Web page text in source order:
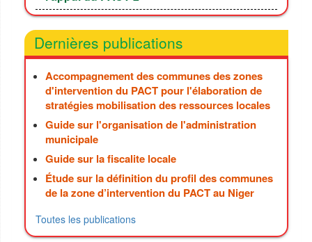
Dernières publications
Accompagnement des communes des zones
d'intervention du PACT pour l'élaboration de
stratégies mobilisation des ressources locales
Guide sur l'organisation de l'administration
municipale
Guide sur la fiscalite locale
Étude sur la définition du profil des communes
de la zone d’intervention du PACT au Niger
Toutes les publications